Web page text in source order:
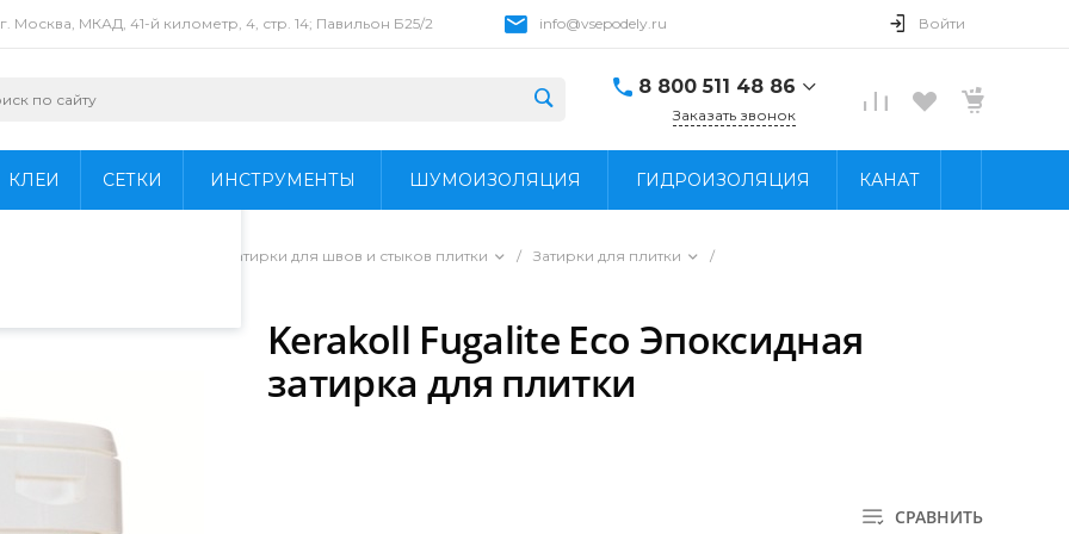
и
.
г. Москва, МКАД, 41-й километр, 4, стр. 14; Павильон Б25/2 info@vsepodely.ru Войти
8 800 511 48 86
г. Москва, МКАД, 41-
14; Павильон Б25/2
info@vsepodely.ru
Заказать звонок
КЛЕИ СЕТКИ ИНСТРУМЕНТЫ ШУМОИЗОЛЯЦИЯ ГИДРОИЗОЛЯЦИЯ КАНАТ
и ремонтных работ Затирки для швов и стыков плитки / Затирки для плитки
/
Kerakoll Fugalite Eco Эпоксидная
затирка для плитки
СРАВНИТЬ